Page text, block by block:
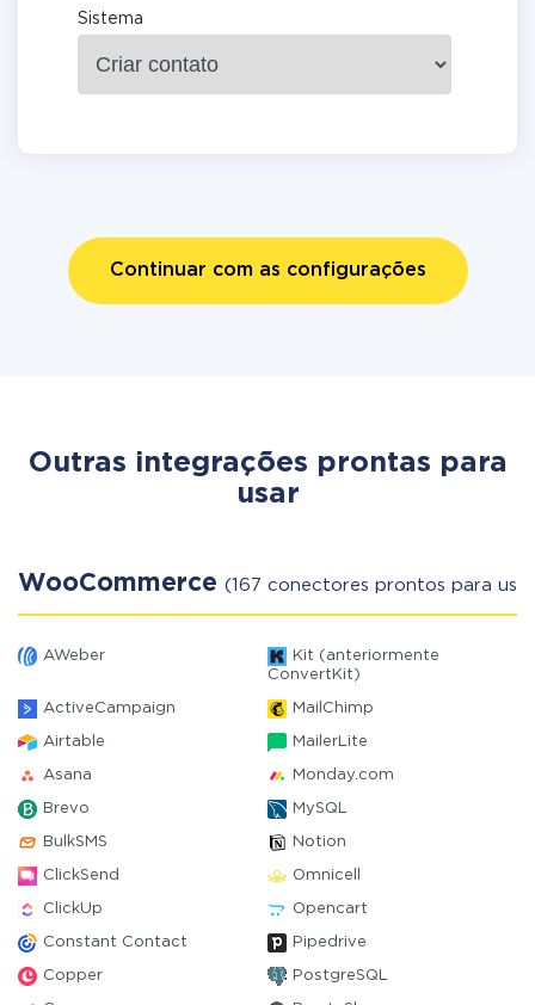
Sistema
Continuar com as configurações
Outras integrações prontas para
usar
WooCommerce (167 conectores prontos para
AWeber
Kit (anteriormente
ConvertKit)
ActiveCampaign MailChimp
Airtable MailerLite
Asana Monday.com
Brevo MySQL
BulkSMS Notion
ClickSend Omnicell
ClickUp Opencart
Constant Contact Pipedrive
Copper PostgreSQL